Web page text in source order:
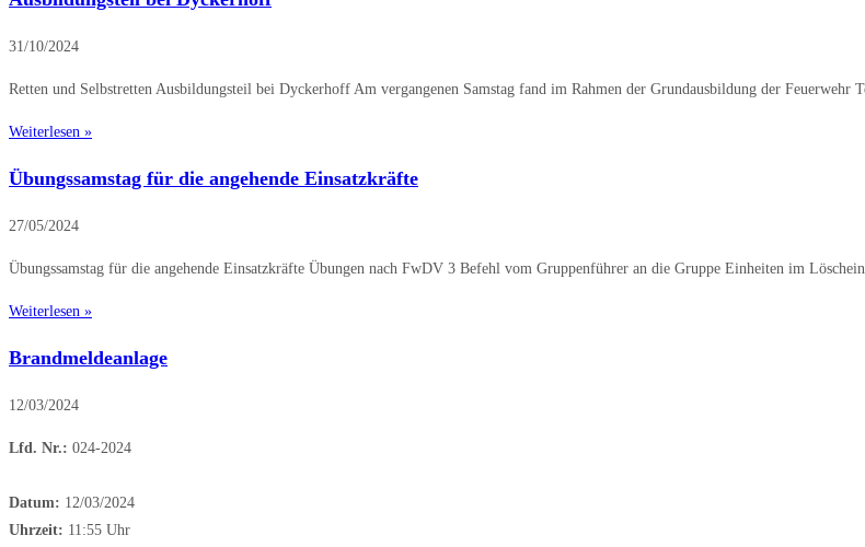
31/10/2024
Retten und Selbstretten Ausbildungsteil bei Dyckerhoff Am vergangenen Samstag fand im Rahmen der Grundausbildung der
Weiterlesen »
Übungssamstag für die angehende Einsatzkräfte
27/05/2024
Übungssamstag für die angehende Einsatzkräfte Übungen nach FwDV 3 Befehl vom Gruppenführer an die Gruppe Einheiten im
Weiterlesen »
Brandmeldeanlage
12/03/2024
Lfd. Nr.: 024-2024
Datum: 12/03/2024
Uhrzeit: 11:55 Uhr